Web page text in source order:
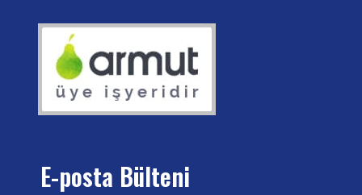
E-posta Bülteni